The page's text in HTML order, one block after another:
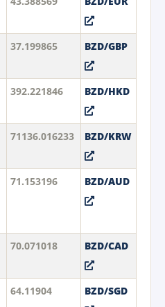
37.199865 BZD/GBP
392.221846 BZD/HKD
71136.016233 BZD/KRW
71.153196 BZD/AUD
70.071018 BZD/CAD
64.11904 BZD/SGD